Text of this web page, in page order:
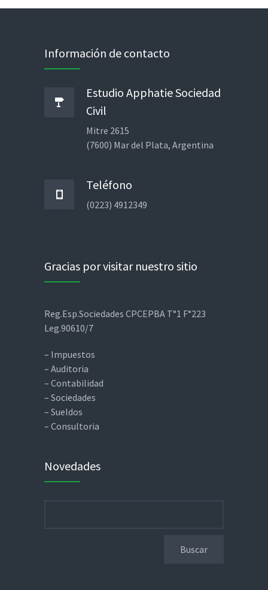
Información de contacto
Estudio Apphatie Sociedad
Civil
Mitre 2615
(7600) Mar del Plata, Argentina
Teléfono
(0223) 4912349
Gracias por visitar nuestro sitio
Reg.Esp.Sociedades CPCEPBA T°1 F°223
Leg.90610/7
– Impuestos
– Auditoria
– Contabilidad
– Sociedades
– Sueldos
– Consultoria
Novedades